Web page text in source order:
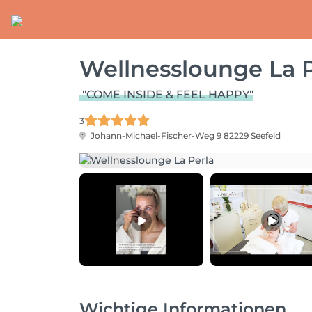
Wellnesslounge La
"COME INSIDE & FEEL HAPPY"
3
Johann-Michael-Fischer-Weg 9 82229 Seefeld